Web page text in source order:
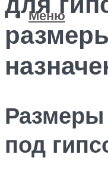
Меню
под